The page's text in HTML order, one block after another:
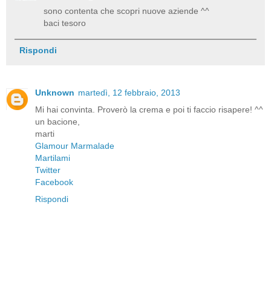
sono contenta che scopri nuove aziende ^^
baci tesoro
Rispondi
Unknown martedì, 12 febbraio, 2013
Mi hai convinta. Proverò la crema e poi ti faccio risapere! ^^
un bacione,
marti
Glamour Marmalade
Martilami
Twitter
Facebook
Rispondi